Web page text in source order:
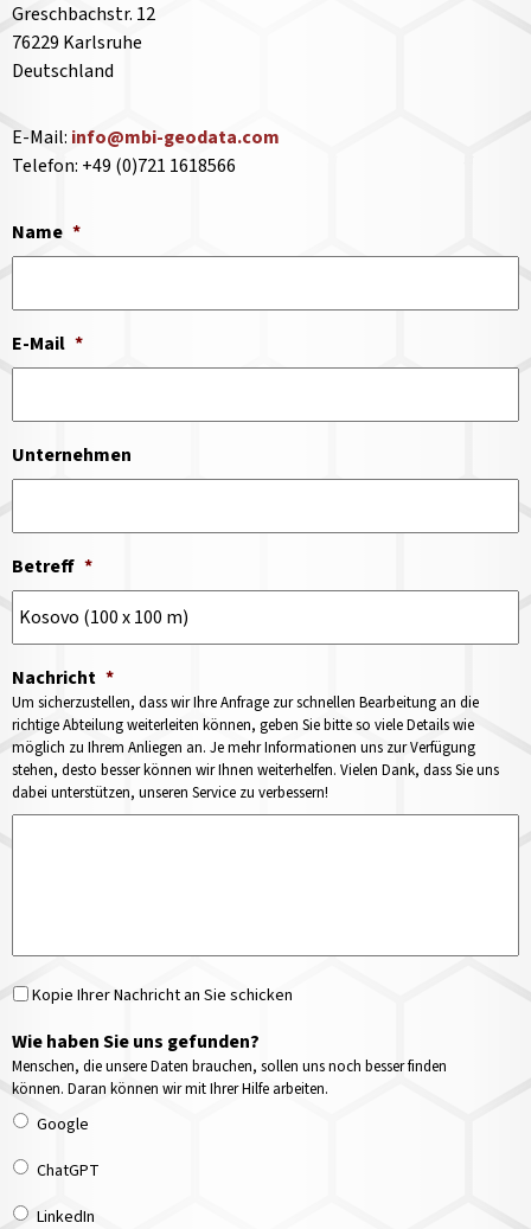
Greschbachstr. 12
76229 Karlsruhe
Deutschland
E-Mail: info@mbi-geodata.com
Telefon: +49 (0)721 1618566
Name *
E-Mail *
Unternehmen
Betreff *
Nachricht *
Um sicherzustellen, dass wir Ihre Anfrage zur schnellen Bearbeitung an die
richtige Abteilung weiterleiten können, geben Sie bitte so viele Details wie
möglich zu Ihrem Anliegen an. Je mehr Informationen uns zur Verfügung
stehen, desto besser können wir Ihnen weiterhelfen. Vielen Dank, dass Sie uns
dabei unterstützen, unseren Service zu verbessern!
Kopie Ihrer Nachricht an Sie schicken
Wie haben Sie uns gefunden?
Menschen, die unsere Daten brauchen, sollen uns noch besser finden
können. Daran können wir mit Ihrer Hilfe arbeiten.
Google
ChatGPT
LinkedIn